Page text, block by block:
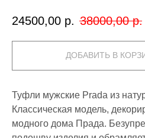
24500,00 р. 38000,00 р.
ДОБАВИТЬ В
Туфли мужские Prada из
Классическая модель,
модного дома Прада.